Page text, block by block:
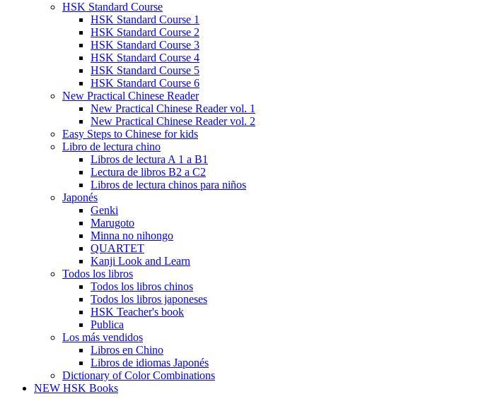
HSK Standard Course
HSK Standard Course 1
HSK Standard Course 2
HSK Standard Course 3
HSK Standard Course 4
HSK Standard Course 5
HSK Standard Course 6
New Practical Chinese Reader
New Practical Chinese Reader vol. 1
New Practical Chinese Reader vol. 2
Easy Steps to Chinese for kids
Libro de lectura chino
Libros de lectura A 1 a B1
Lectura de libros B2 a C2
Libros de lectura chinos para niños
Japonés
Genki
Marugoto
Minna no nihongo
QUARTET
Kanji Look and Learn
Todos los libros
Todos los libros chinos
Todos los libros japoneses
HSK Teacher's book
Publica
Los más vendidos
Libros en Chino
Libros de idiomas Japonés
Dictionary of Color Combinations
NEW HSK Books